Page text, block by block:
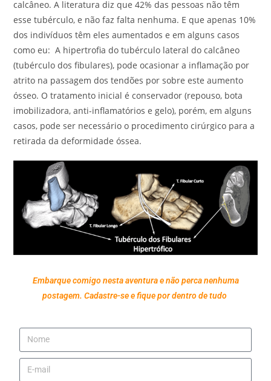
calcâneo. A literatura diz que 42% das pessoas não têm
esse tubérculo, e não faz falta nenhuma. E que apenas 10%
dos indivíduos têm eles aumentados e em alguns casos
como eu: A hipertrofia do tubérculo lateral do calcâneo
(tubérculo dos fibulares), pode ocasionar a inflamação por
atrito na passagem dos tendões por sobre este aumento
ósseo. O tratamento inicial é conservador (repouso, bota
imobilizadora, anti-inflamatórios e gelo), porém, em alguns
casos, pode ser necessário o procedimento cirúrgico para a
retirada da deformidade óssea.
Embarque comigo nesta aventura e não perca nenhuma
postagem. Cadastre-se e fique por dentro de tudo